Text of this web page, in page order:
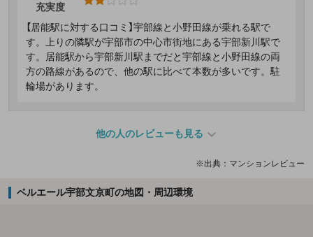
充実度
【居能駅に対する口コミ】宇部線と小野田線が乗れる駅で
す。上りの隣駅が宇部市の中心市街地にある宇部新川駅で
す。居能駅から宇部新川駅までだと宇部線と小野田線の両
方の路線があるので、他の駅に比べて本数が多いです。駐
輪場があります。
他の人のレビューも見る
※出典：マンションレビュー
ベルエール宇部文京町の地図・周辺環境